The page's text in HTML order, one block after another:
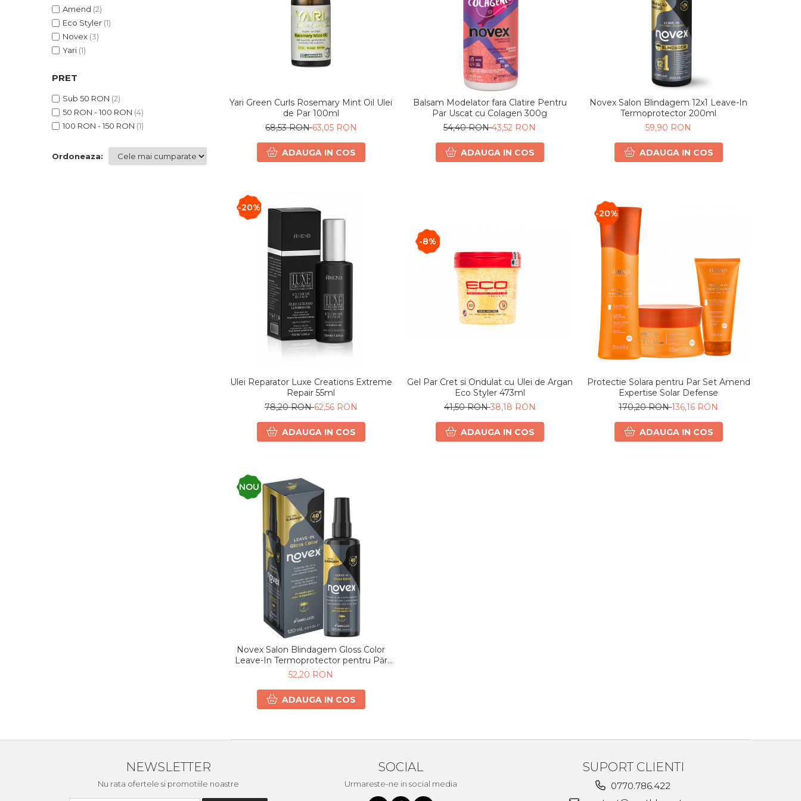
Amend (2)
Eco Styler (1)
Novex (3)
Yari (1)
PRET
Sub 50 RON (2)
50 RON - 100 RON (4)
100 RON - 150 RON (1)
Ordoneaza:
Yari Green Curls Rosemary Mint Oil Ulei
de Par 100ml
68,53 RON63,05 RON
ADAUGA IN COS
Balsam Modelator fara Clatire Pentru
Par Uscat cu Colagen 300g
54,40 RON43,52 RON
ADAUGA IN COS
Novex Salon Blindagem 12x1 Leave-In
Termoprotector 200ml
59,90 RON
ADAUGA IN COS
-20%
Ulei Reparator Luxe Creations Extreme
Repair 55ml
78,20 RON62,56 RON
ADAUGA IN COS
-8%
Gel Par Cret si Ondulat cu Ulei de Argan
Eco Styler 473ml
41,50 RON38,18 RON
ADAUGA IN COS
-20%
Protectie Solara pentru Par Set Amend
Expertise Solar Defense
170,20 RON136,16 RON
ADAUGA IN COS
NOU
Novex Salon Blindagem Gloss Color
Leave-In Termoprotector pentru Păr
Vopsit 120 ml
52,20 RON
ADAUGA IN COS
NEWSLETTER
Nu rata ofertele si promotiile noastre
SOCIAL
Urmareste-ne in social media
SUPORT CLIENTI
0770.786.422